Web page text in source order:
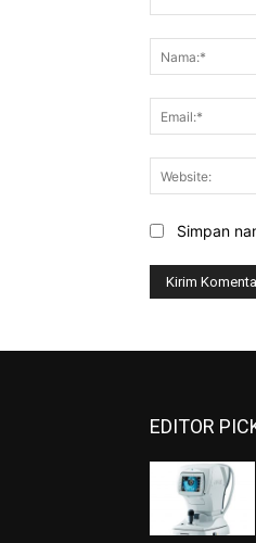
Simpan
EDITOR